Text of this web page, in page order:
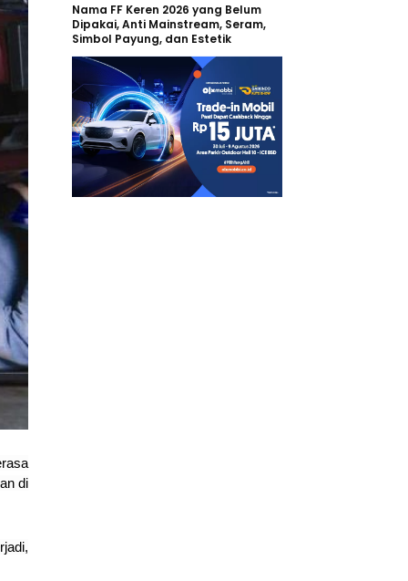
di
Nama FF Keren 2026 yang Belum
Dipakai, Anti Mainstream, Seram,
Simbol Payung, dan Estetik